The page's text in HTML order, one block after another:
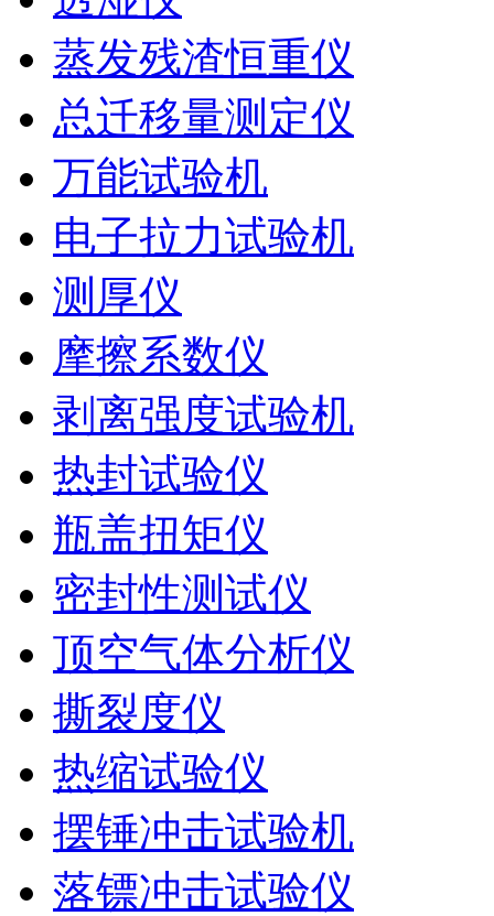
蒸发残渣恒重仪
总迁移量测定仪
万能试验机
电子拉力试验机
测厚仪
摩擦系数仪
剥离强度试验机
热封试验仪
瓶盖扭矩仪
密封性测试仪
顶空气体分析仪
撕裂度仪
热缩试验仪
摆锤冲击试验机
落镖冲击试验仪